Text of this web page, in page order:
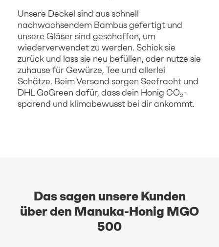
Unsere Deckel sind aus schnell
nachwachsendem Bambus gefertigt und
unsere Gläser sind geschaffen, um
wiederverwendet zu werden. Schick sie
zurück und lass sie neu befüllen, oder nutze sie
zuhause für Gewürze, Tee und allerlei
Schätze. Beim Versand sorgen Seefracht und
DHL GoGreen dafür, dass dein Honig CO₂-
sparend und klimabewusst bei dir ankommt.
Das sagen unsere Kunden
über den Manuka-Honig MGO
500